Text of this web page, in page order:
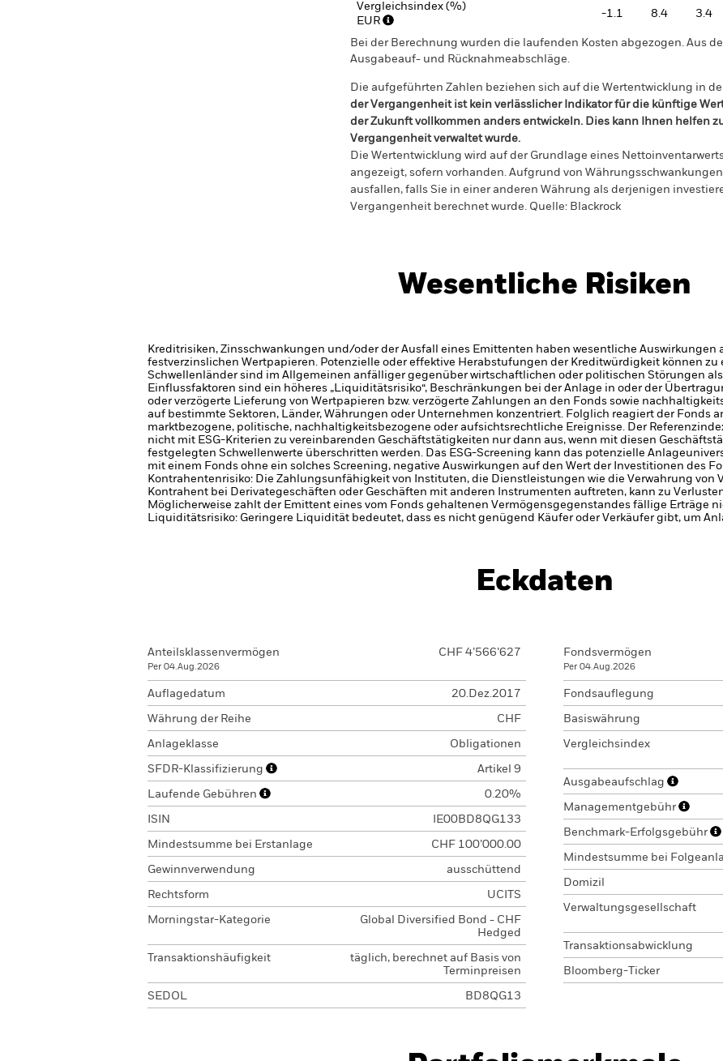
Vergleichsindex (%)
EUR
-1.1 8.4 3.4
Bei der Berechnung wurden die laufenden Kosten abgezogen. Aus
Ausgabeauf- und Rücknahmeabschläge.
Die aufgeführten Zahlen beziehen sich auf die Wertentwicklung in
der Vergangenheit ist kein verlässlicher Indikator für die künftige
der Zukunft vollkommen anders entwickeln. Dies kann Ihnen helfen
Vergangenheit verwaltet wurde.
Die Wertentwicklung wird auf der Grundlage eines
angezeigt, sofern vorhanden. Aufgrund von
ausfallen, falls Sie in einer anderen Währung als derjenigen
Vergangenheit berechnet wurde. Quelle: Blackrock
Wesentliche Risiken
Kreditrisiken, Zinsschwankungen und/oder der Ausfall eines Emittenten haben wesentliche Auswirkungen
festverzinslichen Wertpapieren. Potenzielle oder effektive Herabstufungen der Kreditwürdigkeit können zu
Schwellenländer sind im Allgemeinen anfälliger gegenüber wirtschaftlichen oder politischen Störungen
Einflussfaktoren sind ein höheres „Liquiditätsrisiko“, Beschränkungen bei der Anlage in oder der
oder verzögerte Lieferung von Wertpapieren bzw. verzögerte Zahlungen an den Fonds sowie
auf bestimmte Sektoren, Länder, Währungen oder Unternehmen konzentriert. Folglich reagiert der Fonds
marktbezogene, politische, nachhaltigkeitsbezogene oder aufsichtsrechtliche Ereignisse. Der
nicht mit ESG-Kriterien zu vereinbarenden Geschäftstätigkeiten nur dann aus, wenn mit diesen
festgelegten Schwellenwerte überschritten werden. Das ESG-Screening kann das potenzielle
mit einem Fonds ohne ein solches Screening, negative Auswirkungen auf den Wert der Investitionen des
Kontrahentenrisiko: Die Zahlungsunfähigkeit von Instituten, die Dienstleistungen wie die Verwahrung von
Kontrahent bei Derivategeschäften oder Geschäften mit anderen Instrumenten auftreten, kann zu
Möglicherweise zahlt der Emittent eines vom Fonds gehaltenen Vermögensgegenstandes fällige Erträge
Liquiditätsrisiko: Geringere Liquidität bedeutet, dass es nicht genügend Käufer oder Verkäufer gibt, um
Eckdaten
Anteilsklassenvermögen
Per 04.Aug.2026
CHF 4’566’627
Auflagedatum 20.Dez.2017
Währung der Reihe CHF
Anlageklasse Obligationen
SFDR-Klassifizierung Artikel 9
Laufende Gebühren 0.20%
ISIN IE00BD8QG133
Mindestsumme bei Erstanlage CHF 100’000.00
Gewinnverwendung ausschüttend
Rechtsform UCITS
Morningstar-Kategorie
Global Diversified Bond - CHF
Hedged
Transaktionshäufigkeit
täglich, berechnet auf Basis von
Terminpreisen
SEDOL BD8QG13
Fondsvermögen
Per 04.Aug.2026
Fondsauflegung
Basiswährung
Vergleichsindex
Ausgabeaufschlag
Managementgebühr
Benchmark-Erfolgsgebühr
Mindestsumme bei
Domizil
Verwaltungsgesellschaft
Transaktionsabwicklung
Bloomberg-Ticker